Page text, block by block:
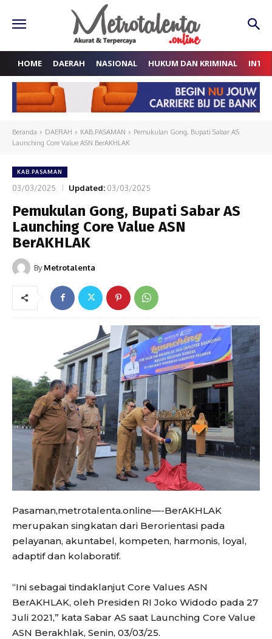
HOME DAERAH NASIONAL HUKUM DAN KRIMINAL
Beranda DAERAH KAB.PASAMAN
Pemukulan Gong, Bupati Sabar AS
Launching Core Value ASN BerAKHLAK
KAB.PASAMAN
03/03/2025 Updated: 03/03/2025
Pemukulan Gong, Bupati Sabar AS
Launching Core Value ASN
BerAKHLAK
By Metrotalenta
Pasaman,metrotalenta.online—-BerAKHLAK
merupakan singkatan dari Berorientasi pada
pelayanan, akuntabel, kompeten, harmonis, loyal,
adaptif dan kolaboratif.
“Ini sebagai tindaklanjut Core Values ASN
BerAKHLAK, oleh Presiden RI Joko Widodo pada 27
Juli 2021,” kata Sabar AS saat Launching Core Value
ASN Berakhlak, Senin, 03/03/25.